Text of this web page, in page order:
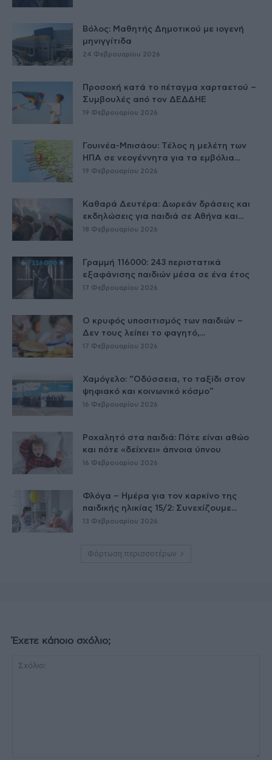
Βόλος: Μαθητής Δημοτικού με ιογενή
μηνιγγίτιδα
24 Φεβρουαρίου 2026
Προσοχή κατά το πέταγμα χαρταετού –
Συμβουλές από τον ΔΕΔΔΗΕ
19 Φεβρουαρίου 2026
Γουινέα-Μπισάου: Τέλος η μελέτη των
ΗΠΑ σε νεογέννητα για τα εμβόλια...
19 Φεβρουαρίου 2026
Καθαρά Δευτέρα: Δωρεάν δράσεις και
εκδηλώσεις για παιδιά σε Αθήνα και...
18 Φεβρουαρίου 2026
Γραμμή 116000: 243 περιστατικά
εξαφάνισης παιδιών μέσα σε ένα έτος
17 Φεβρουαρίου 2026
Ο κρυφός υποσιτισμός των παιδιών –
Δεν τους λείπει το φαγητό,...
17 Φεβρουαρίου 2026
Χαμόγελο: “Οδύσσεια, το ταξίδι στον
ψηφιακό και κοινωνικό κόσμο”
16 Φεβρουαρίου 2026
Ροχαλητό στα παιδιά: Πότε είναι αθώο
και πότε «δείχνει» άπνοια ύπνου
16 Φεβρουαρίου 2026
Φλόγα – Ημέρα για τον καρκίνο της
παιδικής ηλικίας 15/2: Συνεχίζουμε...
13 Φεβρουαρίου 2026
Φόρτωση περισσοτέρων
Έχετε κάποιο σχόλιο;